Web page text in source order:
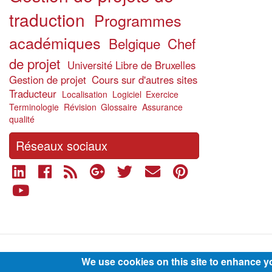
traduction Programmes
académiques Belgique Chef
de projet Université Libre de Bruxelles
Gestion de projet Cours sur d'autres sites
Traducteur Localisation Logiciel Exercice
Terminologie Révision Glossaire Assurance
qualité
Réseaux sociaux
We use cookies on this site to enhance